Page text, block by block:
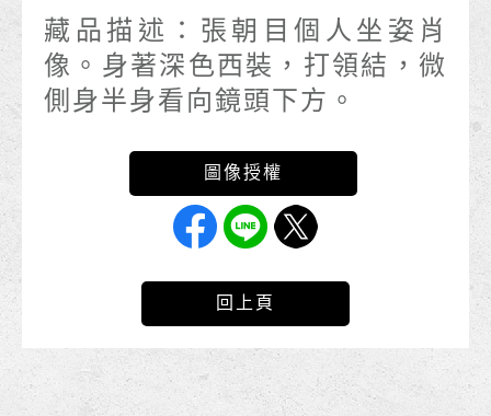
藏品描述： 張朝目個人坐姿肖
像。身著深色西裝，打領結，微
側身半身看向鏡頭下方。
回上頁